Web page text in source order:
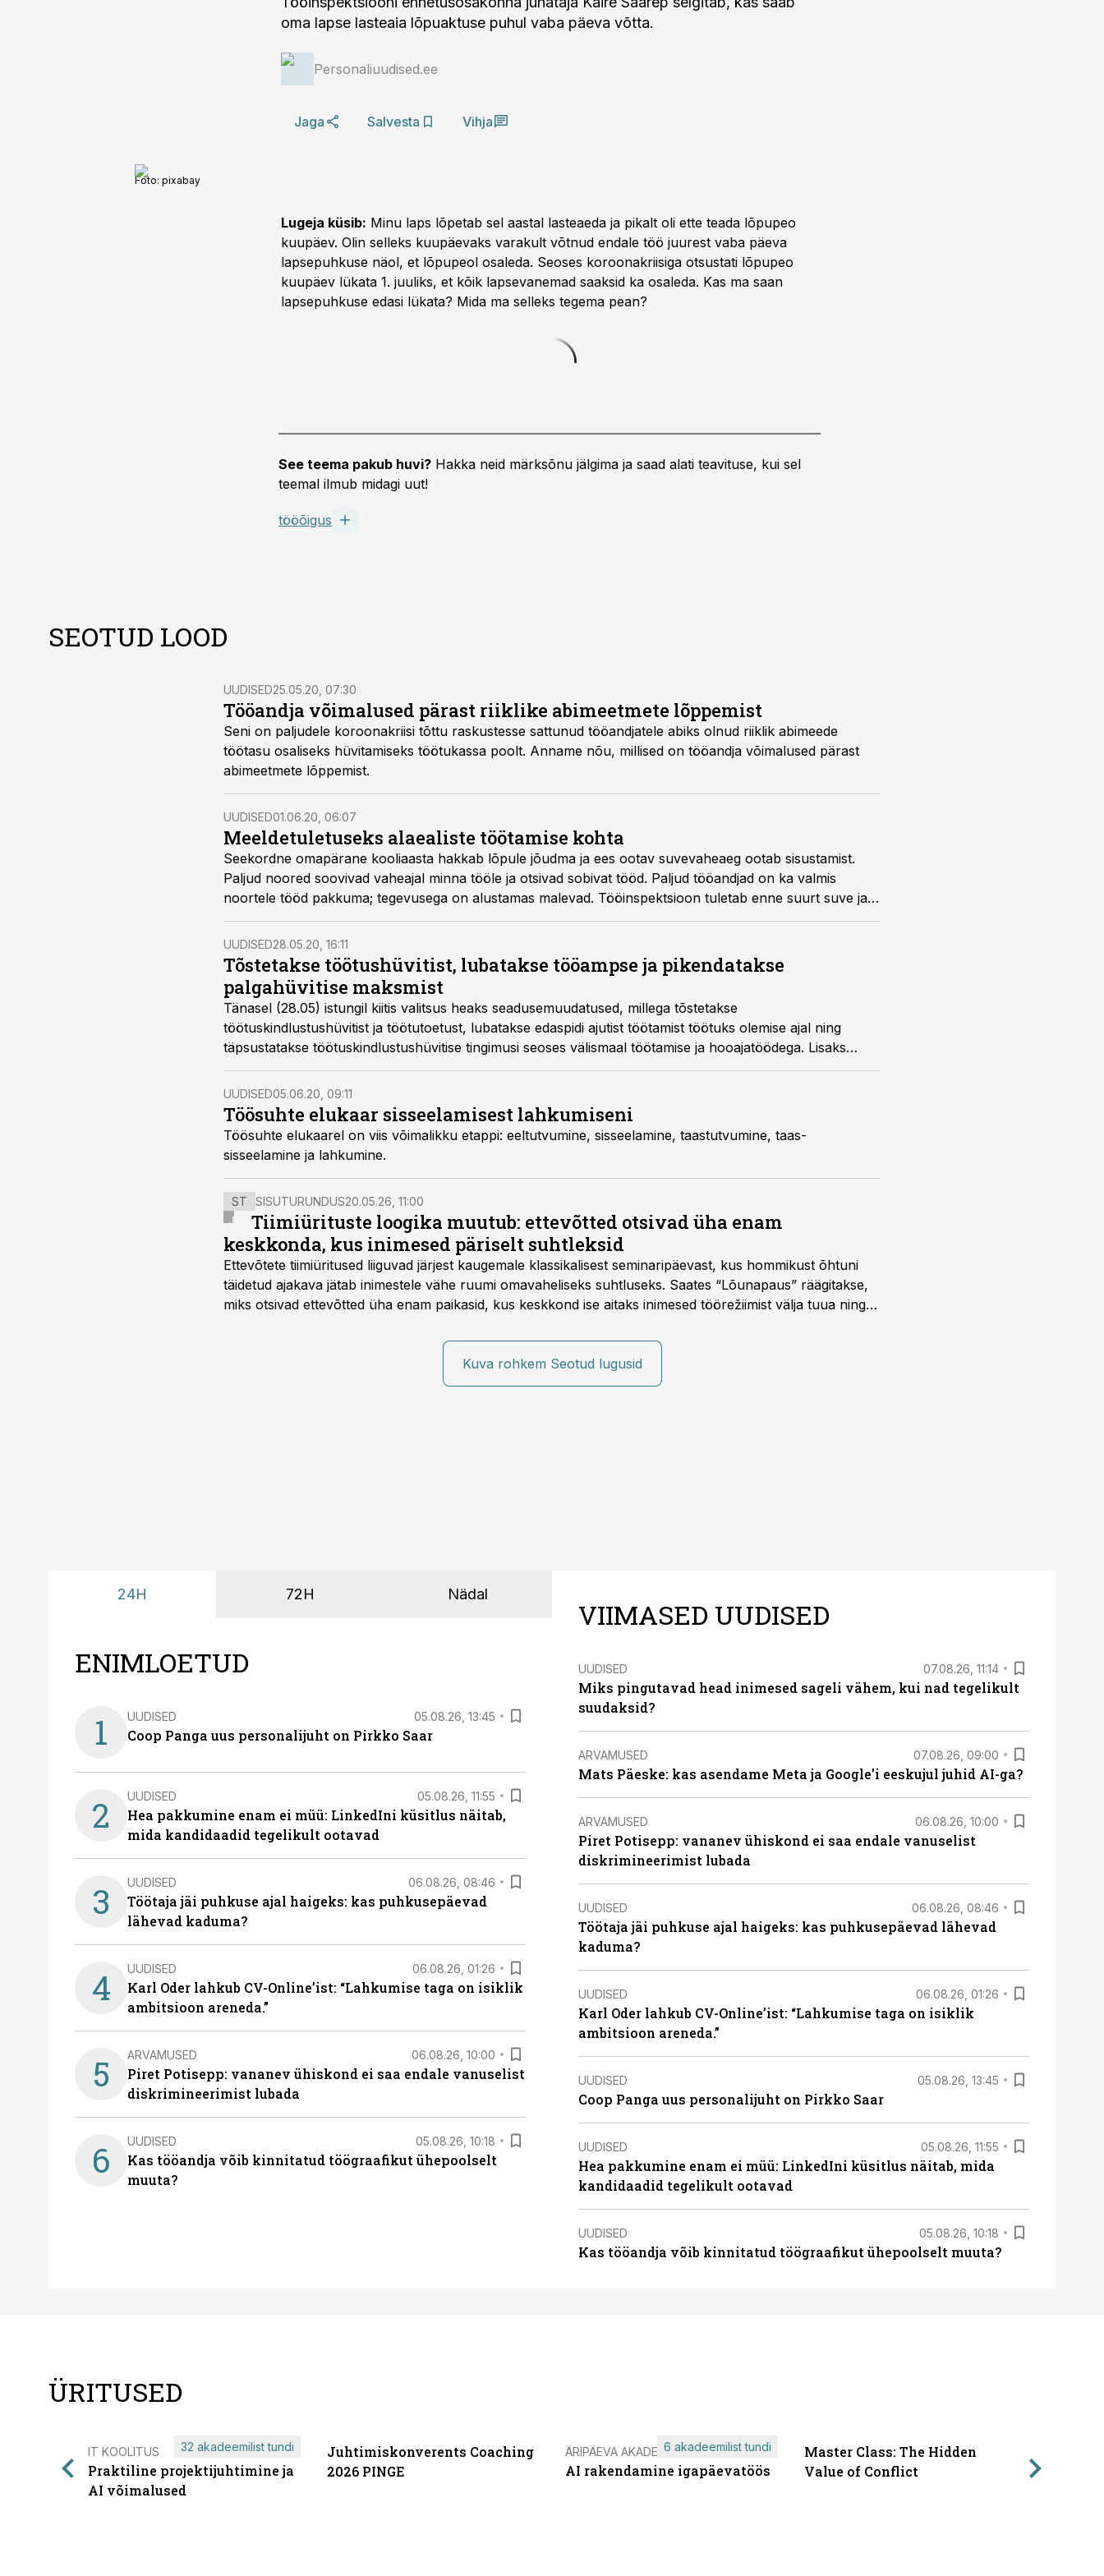
oma lapse lasteaia lõpuaktuse puhul vaba päeva võtta.
Personaliuudised.ee
Jaga Salvesta Vihja
Foto: pixabay
Lugeja küsib: Minu laps lõpetab sel aastal lasteaeda ja pikalt oli ette teada lõpupeo
kuupäev. Olin selleks kuupäevaks varakult võtnud endale töö juurest vaba päeva
lapsepuhkuse näol, et lõpupeol osaleda. Seoses koroonakriisiga otsustati lõpupeo
kuupäev lükata 1. juuliks, et kõik lapsevanemad saaksid ka osaleda. Kas ma saan
lapsepuhkuse edasi lükata? Mida ma selleks tegema pean?
See teema pakub huvi? Hakka neid märksõnu jälgima ja saad alati teavituse, kui sel
teemal ilmub midagi uut!
tööõigus
SEOTUD LOOD
UUDISED25.05.20, 07:30
Tööandja võimalused pärast riiklike abimeetmete lõppemist
Seni on paljudele koroonakriisi tõttu raskustesse sattunud tööandjatele abiks olnud riiklik abimeede
töötasu osaliseks hüvitamiseks töötukassa poolt. Anname nõu, millised on tööandja võimalused pärast
abimeetmete lõppemist.
UUDISED01.06.20, 06:07
Meeldetuletuseks alaealiste töötamise kohta
Seekordne omapärane kooliaasta hakkab lõpule jõudma ja ees ootav suvevaheaeg ootab sisustamist.
Paljud noored soovivad vaheajal minna tööle ja otsivad sobivat tööd. Paljud tööandjad on ka valmis
noortele tööd pakkuma; tegevusega on alustamas malevad. Tööinspektsioon tuletab enne suurt suve ja
aktiivset tööperioodi tööandjatele ning lastele ja nende vanematele meelde, mida peaks kindlasti silmas
pidama.
UUDISED28.05.20, 16:11
Tõstetakse töötushüvitist, lubatakse tööampse ja pikendatakse
palgahüvitise maksmist
Tänasel (28.05) istungil kiitis valitsus heaks seadusemuudatused, millega tõstetakse
töötuskindlustushüvitist ja töötutoetust, lubatakse edaspidi ajutist töötamist töötuks olemise ajal ning
täpsustatakse töötuskindlustushüvitise tingimusi seoses välismaal töötamise ja hooajatöödega. Lisaks
andis valitsus heakskiidu töötasuhüvitise pikendamiseks ühe kuu võrra, kinnitades selleks otsused vajalike
eelarvevahendite kohta.
UUDISED05.06.20, 09:11
Töösuhte elukaar sisseelamisest lahkumiseni
Töösuhte elukaarel on viis võimalikku etappi: eeltutvumine, sisseelamine, taastutvumine, taas-
sisseelamine ja lahkumine.
ST SISUTURUNDUS20.05.26, 11:00
Tiimiürituste loogika muutub: ettevõtted otsivad üha enam
keskkonda, kus inimesed päriselt suhtleksid
Ettevõtete tiimiüritused liiguvad järjest kaugemale klassikalisest seminaripäevast, kus hommikust õhtuni
täidetud ajakava jätab inimestele vähe ruumi omavaheliseks suhtluseks. Saates “Lõunapaus” räägitakse,
miks otsivad ettevõtted üha enam paikasid, kus keskkond ise aitaks inimesed töörežiimist välja tuua ning
Kuva rohkem Seotud lugusid
24H 72H Nädal
ENIMLOETUD
1 UUDISED 05.08.26, 13:45
Coop Panga uus personalijuht on Pirkko Saar
2 UUDISED 05.08.26, 11:55
Hea pakkumine enam ei müü: LinkedIni küsitlus näitab,
mida kandidaadid tegelikult ootavad
3 UUDISED 06.08.26, 08:46
Töötaja jäi puhkuse ajal haigeks: kas puhkusepäevad
lähevad kaduma?
4 UUDISED 06.08.26, 01:26
Karl Oder lahkub CV-Online’ist: “Lahkumise taga on isiklik
ambitsioon areneda.”
5 ARVAMUSED 06.08.26, 10:00
Piret Potisepp: vananev ühiskond ei saa endale vanuselist
diskrimineerimist lubada
6 UUDISED 05.08.26, 10:18
Kas tööandja võib kinnitatud töögraafikut ühepoolselt
muuta?
VIIMASED UUDISED
UUDISED 07.08.26, 11:14
Miks pingutavad head inimesed sageli vähem, kui nad tegelikult
suudaksid?
ARVAMUSED 07.08.26, 09:00
Mats Päeske: kas asendame Meta ja Google’i eeskujul juhid AI-ga?
ARVAMUSED 06.08.26, 10:00
Piret Potisepp: vananev ühiskond ei saa endale vanuselist
diskrimineerimist lubada
UUDISED 06.08.26, 08:46
Töötaja jäi puhkuse ajal haigeks: kas puhkusepäevad lähevad
kaduma?
UUDISED 06.08.26, 01:26
Karl Oder lahkub CV-Online’ist: “Lahkumise taga on isiklik
ambitsioon areneda.”
UUDISED 05.08.26, 13:45
Coop Panga uus personalijuht on Pirkko Saar
UUDISED 05.08.26, 11:55
Hea pakkumine enam ei müü: LinkedIni küsitlus näitab, mida
kandidaadid tegelikult ootavad
UUDISED 05.08.26, 10:18
Kas tööandja võib kinnitatud töögraafikut ühepoolselt muuta?
ÜRITUSED
IT KOOLITUS
Praktiline projektijuhtimine ja
AI võimalused
32 akadeemilist tundi
Juhtimiskonverents Coaching
2026 PINGE
ÄRIPÄEVA AKADEEMIA
AI rakendamine igapäevatöös
6 akadeemilist tundi
Master Class: The Hidden
Value of Conflict